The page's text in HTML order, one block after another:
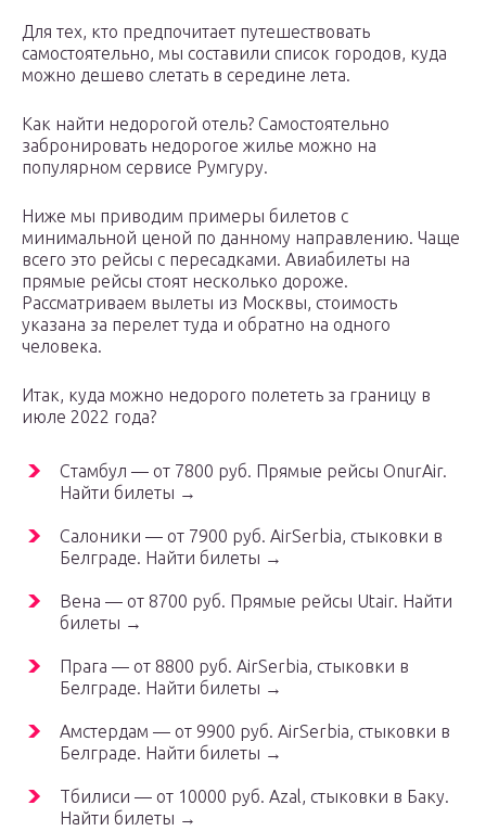
Для тех, кто предпочитает путешествовать
самостоятельно, мы составили список городов, куда
можно дешево слетать в середине лета.
Как найти недорогой отель? Самостоятельно
забронировать недорогое жилье можно на
популярном сервисе Румгуру.
Ниже мы приводим примеры билетов с
минимальной ценой по данному направлению. Чаще
всего это рейсы с пересадками. Авиабилеты на
прямые рейсы стоят несколько дороже.
Рассматриваем вылеты из Москвы, стоимость
указана за перелет туда и обратно на одного
человека.
Итак, куда можно недорого полететь за границу в
июле 2022 года?
Стамбул — от 7800 руб. Прямые рейсы OnurAir.
Найти билеты →
Салоники — от 7900 руб. AirSerbia, стыковки в
Белграде. Найти билеты →
Вена — от 8700 руб. Прямые рейсы Utair. Найти
билеты →
Прага — от 8800 руб. AirSerbia, стыковки в
Белграде. Найти билеты →
Амстердам — от 9900 руб. AirSerbia, стыковки в
Белграде. Найти билеты →
Тбилиси — от 10000 руб. Azal, стыковки в Баку.
Найти билеты →